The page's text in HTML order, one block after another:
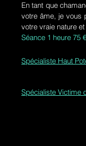
En tant que
votre âme, je vous
votre vraie nature
Séance 1 heure 75
Spécialiste Haut
Spécialiste Victime